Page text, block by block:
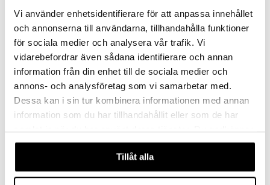
Vi använder enhetsidentifierare för att anpassa innehållet
och annonserna till användarna, tillhandahålla funktioner
för sociala medier och analysera vår trafik. Vi
vidarebefordrar även sådana identifierare och annan
information från din enhet till de sociala medier och
annons- och analysföretag som vi samarbetar med.
Dessa kan i sin tur kombinera informationen med annan
information som du har tillhandahållit eller som de har
våra cookies vid fortsatt användande av vår webbplats.
Tillåt alla
Wella SP Perfect Hair
21,95 €
Wella SP Repair Conditioner
WELLA PROFESSIONALS
19,95 €